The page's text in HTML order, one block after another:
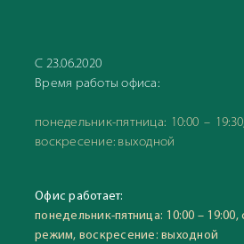
С 23.06.2020
Время работы офиса:
понедельник-пятница: 10:00 –
воскресение: выходной
Офис работает:
понедельник-пятница: 10:00 –
режим, воскресение: выходной